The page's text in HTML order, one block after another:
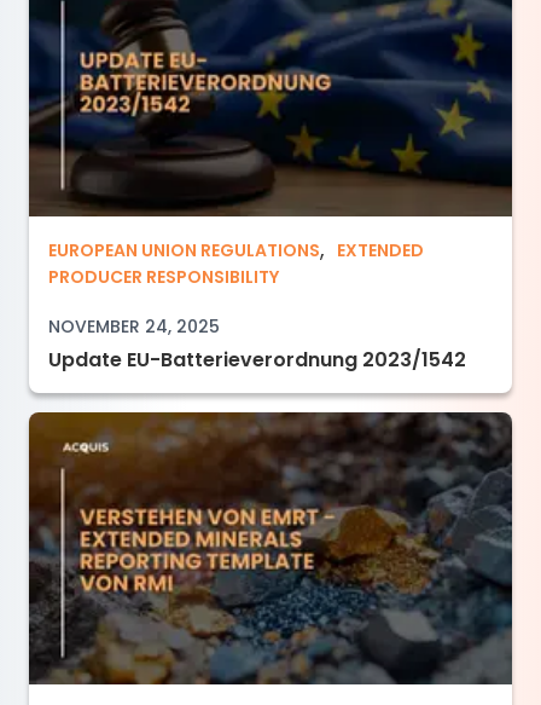
Update EU-Batterieverordnung 2023/1542
EUROPEAN UNION REGULATIONS, EXTENDED
PRODUCER RESPONSIBILITY
NOVEMBER 24, 2025
Update EU-Batterieverordnung 2023/1542